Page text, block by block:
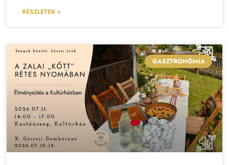
RÉSZLETEK »
GASZTRONÓMIA